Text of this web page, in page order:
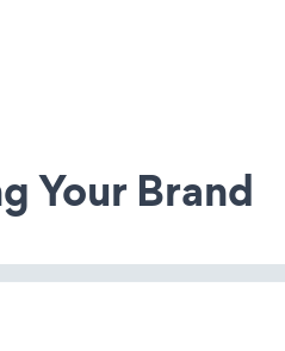
Your Brand